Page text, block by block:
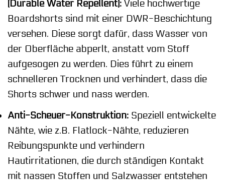
(Durable Water Repellent): Viele hochwertige
Boardshorts sind mit einer DWR-Beschichtung
versehen. Diese sorgt dafür, dass Wasser von
der Oberfläche abperlt, anstatt vom Stoff
aufgesogen zu werden. Dies führt zu einem
schnelleren Trocknen und verhindert, dass die
Shorts schwer und nass werden.
Anti-Scheuer-Konstruktion: Speziell entwickelte
Nähte, wie z.B. Flatlock-Nähte, reduzieren
Reibungspunkte und verhindern
Hautirritationen, die durch ständigen Kontakt
mit nassen Stoffen und Salzwasser entstehen